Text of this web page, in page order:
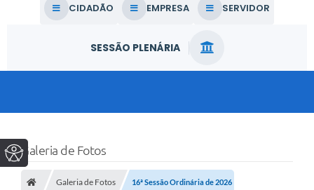
CIDADÃO EMPRESA SERVIDOR
SESSÃO PLENÁRIA
Galeria de Fotos
Galeria de Fotos 16ª Sessão Ordinária de 2026